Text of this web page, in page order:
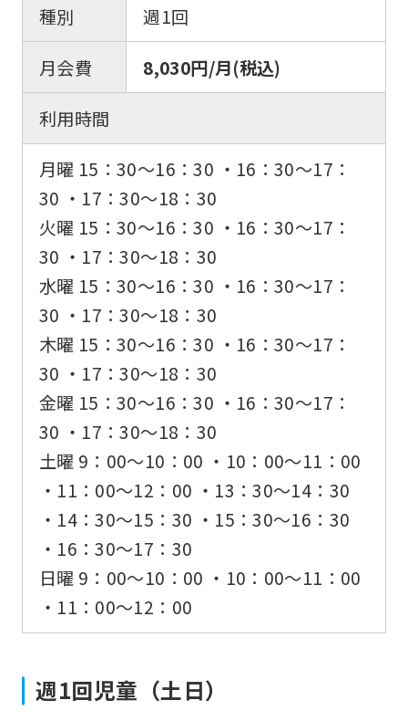
種別
週1回
月会費
8,030円/月(税込)
利用時間
月曜 15：30〜16：30 ・16：30〜17：
30 ・17：30〜18：30
火曜 15：30〜16：30 ・16：30〜17：
30 ・17：30〜18：30
水曜 15：30〜16：30 ・16：30〜17：
30 ・17：30〜18：30
木曜 15：30〜16：30 ・16：30〜17：
30 ・17：30〜18：30
金曜 15：30〜16：30 ・16：30〜17：
30 ・17：30〜18：30
土曜 9：00〜10：00 ・10：00〜11：00
・11：00〜12：00 ・13：30〜14：30
・14：30〜15：30 ・15：30〜16：30
・16：30〜17：30
日曜 9：00〜10：00 ・10：00〜11：00
・11：00〜12：00
週1回児童（土日）